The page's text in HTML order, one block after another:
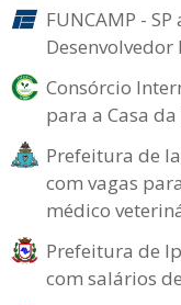
FUNCAMP -
Consórcio
para a Casa
Prefeitura de
com vagas
médico
Prefeitura de
com salários